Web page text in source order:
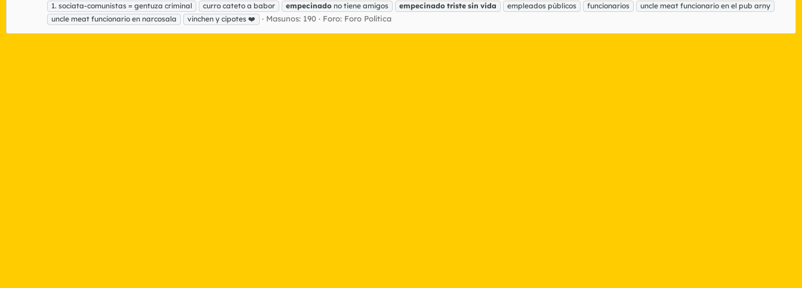
1. sociata-comunistas = gentuza criminal
curro cateto a babor empecinado no tiene amigos empecinado triste sin vida empleados públicos funcionarios
uncle meat funcionario en el pub arny
uncle meat funcionario en narcosala
vinchen y cipotes ❤️ Masunos: 190 Foro: Foro Política